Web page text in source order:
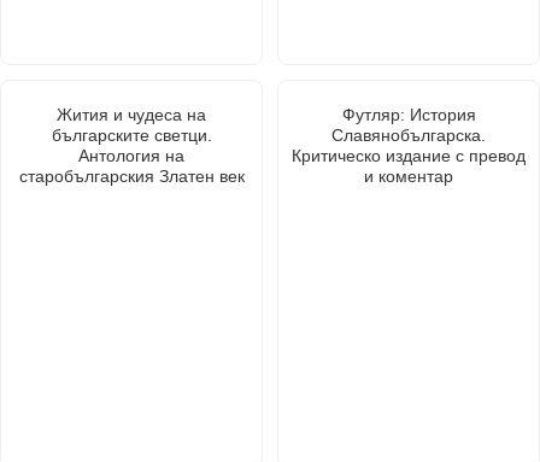
Жития и чудеса на
българските светци.
Антология на
старобългарския Златен век
Футляр: История
Славянобългарска.
Критическо издание с превод
и коментар